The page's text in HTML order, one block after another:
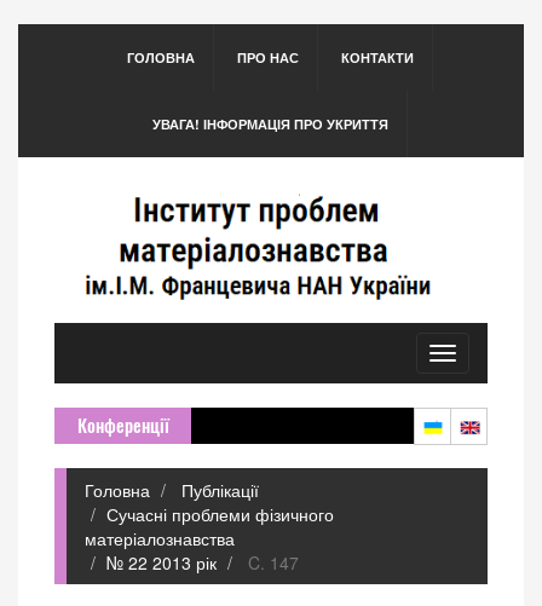
ГОЛОВНА ПРО НАС КОНТАКТИ
УВАГА! ІНФОРМАЦІЯ ПРО УКРИТТЯ
Toggle
navigation
Конференції
Головна
Публікації
Сучасні проблеми фізичного
матеріалознавства
№ 22 2013 рік
C. 147